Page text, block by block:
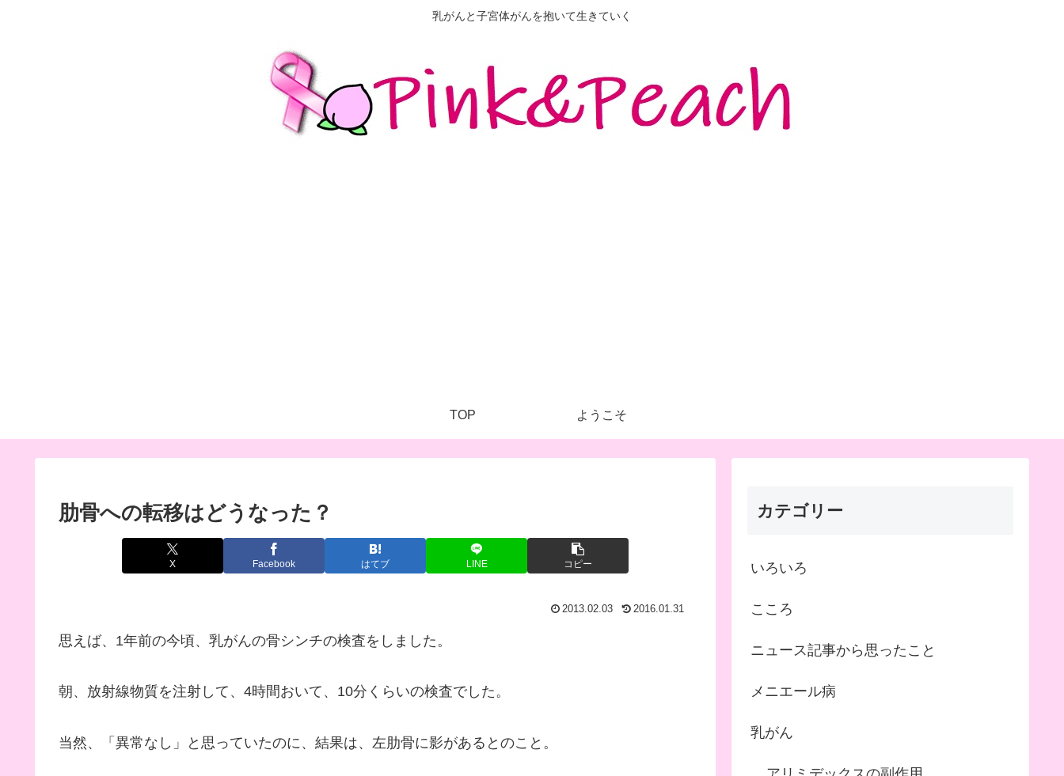
乳がんと子宮体がんを抱いて生きていく
TOP ようこそ
肋骨への転移はどうなった？
X Facebook はてブ LINE コピー
2013.02.03 2016.01.31
思えば、1年前の今頃、乳がんの骨シンチの検査をしました。
朝、放射線物質を注射して、4時間おいて、10分くらいの検査でした。
当然、「異常なし」と思っていたのに、結果は、左肋骨に影があるとのこと。
カテゴリー
いろいろ
こころ
ニュース記事から思ったこと
メニエール病
乳がん